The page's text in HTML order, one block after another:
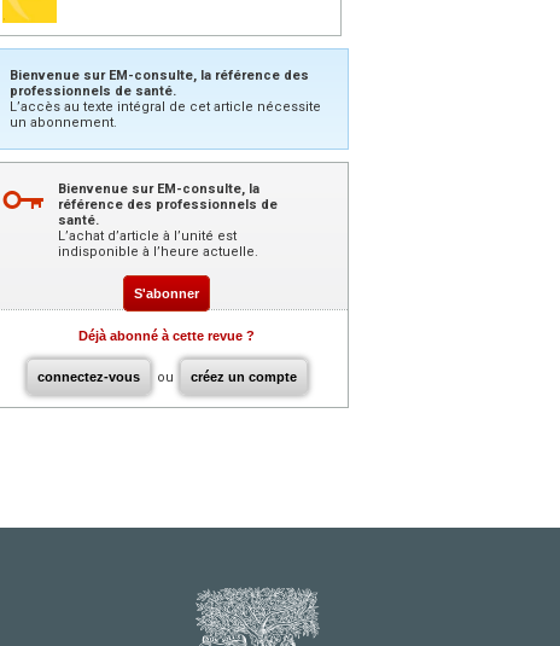
Bienvenue sur EM-consulte, la référence des
professionnels de santé.
L’accès au texte intégral de cet article nécessite
un abonnement.
Bienvenue sur EM-consulte, la
référence des professionnels de
santé.
L’achat d’article à l’unité est
indisponible à l’heure actuelle.
S'abonner
Déjà abonné à cette revue ?
connectez-vous ou créez un compte